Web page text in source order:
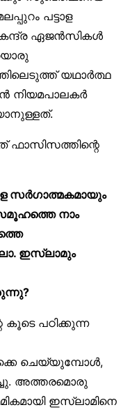
പട്ടാള
ഏജൻസികൾ
യഥാർത്ഥ
നിയമപാലകർ
ഫാസിസത്തിന്റെ
സർഗാത്മകമായും
നാം
ഇസ്‌ലാമും
പഠിക്കുന്ന
ചെയ്യുമ്പോൾ,
അത്തരമൊരു
ഇസ്‌ലാമിനെ